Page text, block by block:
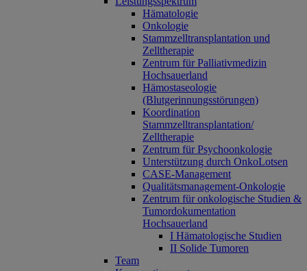
Hämatologie
Onkologie
Stammzelltransplantation und
Zelltherapie
Zentrum für Palliativmedizin
Hochsauerland
Hämostaseologie
(Blutgerinnungsstörungen)
Koordination
Stammzelltransplantation/
Zelltherapie
Zentrum für Psychoonkologie
Unterstützung durch OnkoLotsen
CASE-Management
Qualitätsmanagement-Onkologie
Zentrum für onkologische Studien &
Tumordokumentation
Hochsauerland
I Hämatologische Studien
II Solide Tumoren
Team